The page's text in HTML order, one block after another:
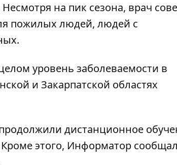
на пик сезона, врач
пожилых людей, людей с
уровень заболеваемости в
и Закарпатской областях
дистанционное
Кроме этого, Информатор